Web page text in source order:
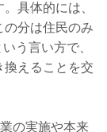
具体的には、
の分は住民のみ
う言い方で、
換えることを交
の実施や本来